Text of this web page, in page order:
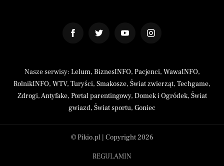
Nasze serwisy: Lelum, BiznesINFO, Pacjenci, WawaINFO,
RolnikINFO, WTV, Turyści, Smakosze, Świat zwierząt, Techgame,
Zdrogi,Antyfake, Portal parentingowy, Domek i Ogródek, Świat
gwiazd, Świat sportu, Goniec
© Pikio.pl | Copyright 2026
REGULAMIN